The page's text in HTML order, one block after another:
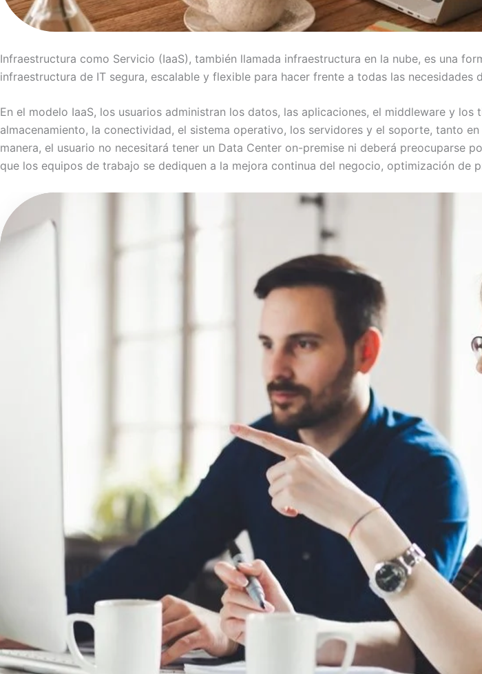
Infraestructura como Servicio (IaaS), también llamada infraestructura en la nube, es una
infraestructura de IT segura, escalable y flexible para hacer frente a todas las necesidades
En el modelo IaaS, los usuarios administran los datos, las aplicaciones, el middleware y
almacenamiento, la conectividad, el sistema operativo, los servidores y el soporte, tanto
manera, el usuario no necesitará tener un Data Center on-premise ni deberá preocuparse
que los equipos de trabajo se dediquen a la mejora continua del negocio, optimización de